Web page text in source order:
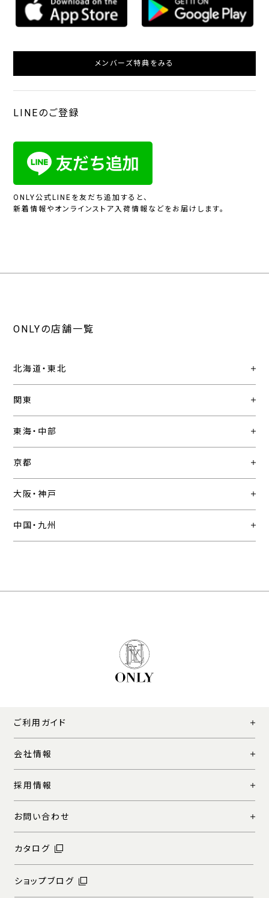
メンバーズ特典をみる
LINEのご登録
ONLY公式LINEを友だち追加すると、
新着情報やオンラインストア入荷情報などをお届けします。
ONLYの店舗一覧
北海道・東北
関東
東海・中部
京都
大阪・神戸
中国・九州
ご利用ガイド
会社情報
採用情報
お問い合わせ
カタログ
ショップブログ